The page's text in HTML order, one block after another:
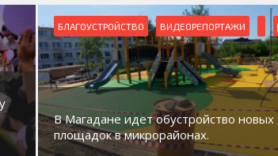
БЛАГОУСТРОЙСТВО ВИДЕОРЕПОРТАЖИ
В Магадане идет обустройство новых
площадок в микрорайонах.